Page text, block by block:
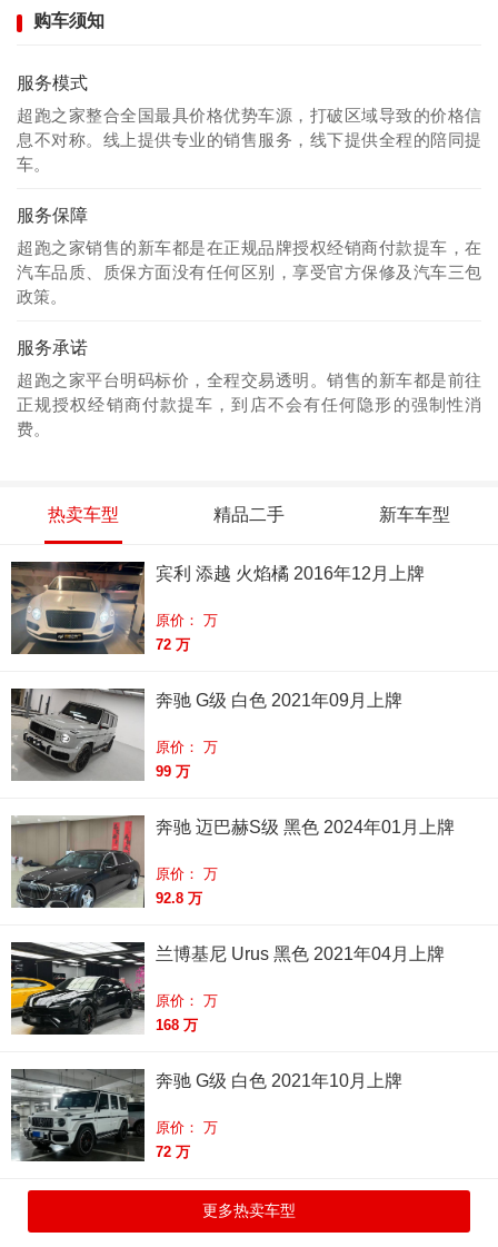
购车须知
服务模式
超跑之家整合全国最具价格优势车源，打破区域导致的价格信
息不对称。线上提供专业的销售服务，线下提供全程的陪同提
车。
服务保障
超跑之家销售的新车都是在正规品牌授权经销商付款提车，在
汽车品质、质保方面没有任何区别，享受官方保修及汽车三包
政策。
服务承诺
超跑之家平台明码标价，全程交易透明。销售的新车都是前往
正规授权经销商付款提车，到店不会有任何隐形的强制性消
费。
热卖车型 精品二手 新车车型
宾利 添越 火焰橘 2016年12月上牌
原价： 万
72 万
奔驰 G级 白色 2021年09月上牌
原价： 万
99 万
奔驰 迈巴赫S级 黑色 2024年01月上牌
原价： 万
92.8 万
兰博基尼 Urus 黑色 2021年04月上牌
原价： 万
168 万
奔驰 G级 白色 2021年10月上牌
原价： 万
72 万
更多热卖车型